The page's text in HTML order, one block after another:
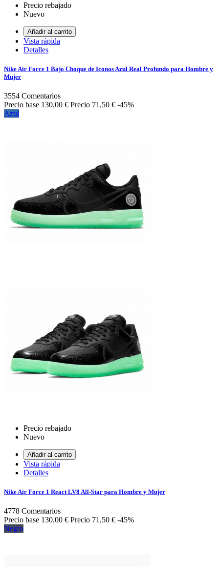
Precio rebajado
Nuevo
Añadir al carrito
Vista rápida
Detalles
Nike Air Force 1 Bajo Choque de Iconos Azul Real Profundo para Hombre y
Mujer
3554 Comentarios
Precio base 130,00 € Precio 71,50 € -45%
Azul
Precio rebajado
Nuevo
Añadir al carrito
Vista rápida
Detalles
Nike Air Force 1 React LV8 All-Star para Hombre y Mujer
4778 Comentarios
Precio base 130,00 € Precio 71,50 € -45%
Negro